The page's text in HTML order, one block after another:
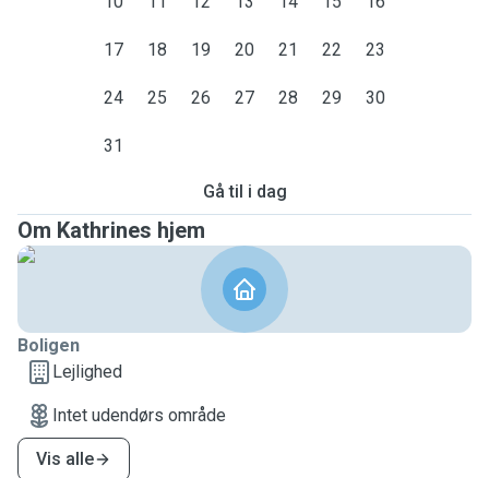
17 18 19 20 21 22 23
24 25 26 27 28 29 30
31
Gå til i dag
Om Kathrines hjem
Boligen
Lejlighed
Intet udendørs område
Vis alle